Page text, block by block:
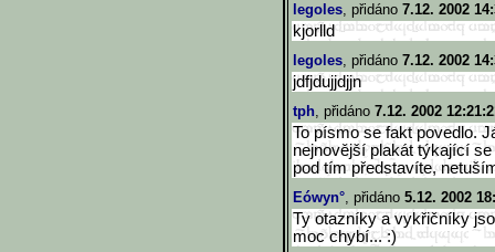
legoles, přidáno 7.12. 2002
kjorlld
legoles, přidáno 7.12. 2002
jdfjdujjdjjn
tph, přidáno 7.12. 2002
To písmo se fakt povedlo.
nejnovější plakát týkající
pod tím představíte,
Eówyn°, přidáno 5.12. 2002
Ty otazníky a vykřičníky
moc chybí... :)